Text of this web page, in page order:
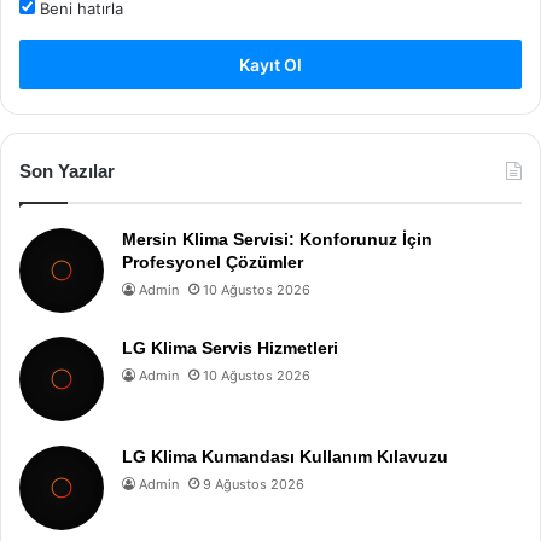
Beni hatırla
Kayıt Ol
Son Yazılar
Mersin Klima Servisi: Konforunuz İçin
Profesyonel Çözümler
Admin 10 Ağustos 2026
LG Klima Servis Hizmetleri
Admin 10 Ağustos 2026
LG Klima Kumandası Kullanım Kılavuzu
Admin 9 Ağustos 2026